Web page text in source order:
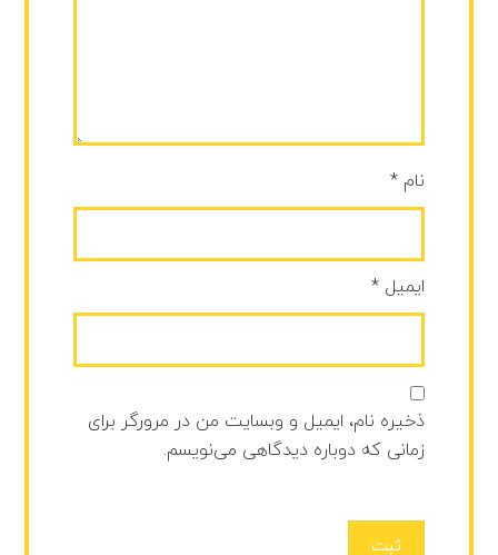
نام*
ایمیل*
ذخیره نام، ایمیل و وبسایت من در مرورگر برای
زمانی که دوباره دیدگاهی می‌نویسم.
ثبت